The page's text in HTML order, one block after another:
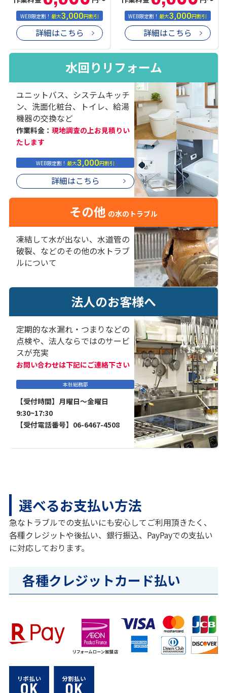
WEB限定割！最大3,000円割引
詳細はこちら
WEB限定割！最大3,000円割引
詳細はこちら
水回りリフォーム
ユニットバス、システムキッチ
ン、洗面化粧台、トイレ、給湯
機器の交換など
作業料金： 現地調査の上お見積りい
たします
WEB限定割！最大3,000円割引
詳細はこちら
その他 の水のトラブル
凍結して水が出ない、水道管の
破裂、などのその他の水トラブ
ルについて
法人のお客様へ
定期的な水漏れ・つまりなどの
点検や、法人ならではのサービ
スが充実
お問い合わせは下記にご連絡下さい
本社総務部
【受付時間】月曜日～金曜日
9:30~17:30
【受付電話番号】06-6467-4508
選べるお支払い方法
急なトラブルでの支払いにも安心してご利用頂きたく、
各種クレジットや後払い、銀行振込、PayPayでの支払い
に対応しております。
各種クレジットカード払い